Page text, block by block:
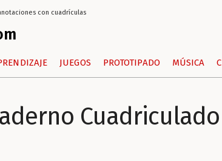
con cuadrículas
JUEGOS PROTOTIPADO MÚSICA